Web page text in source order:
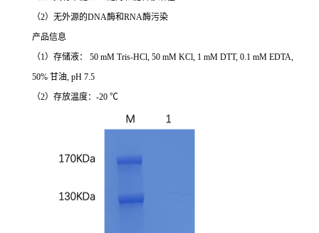
（2）无外源的DNA酶和RNA酶污染
产品信息
（1）存储液： 50 mM Tris-HCl, 50 mM KCl, 1 mM DTT, 0.1 mM EDTA,
50% 甘油, pH 7.5
（2）存放温度：-20 ℃